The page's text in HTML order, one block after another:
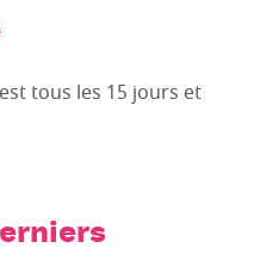
tous les 15 jours et